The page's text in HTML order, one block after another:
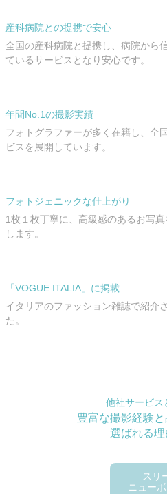
産科病院との提携で安心
全国の産科病院と提携し、病院から
ているサービスとなり安心です。
年間No.1の撮影実績
フォトグラファーが多く在籍し、全
ビスを展開しています。
フォトジェニックな仕上がり
1枚１枚丁寧に、高級感のあるお写
します。
「VOGUE ITALIA」に掲載
イタリアのファッション雑誌で紹介
た。
他社サービス
豊富な撮影経験
選ばれる理
スリ
ニュー